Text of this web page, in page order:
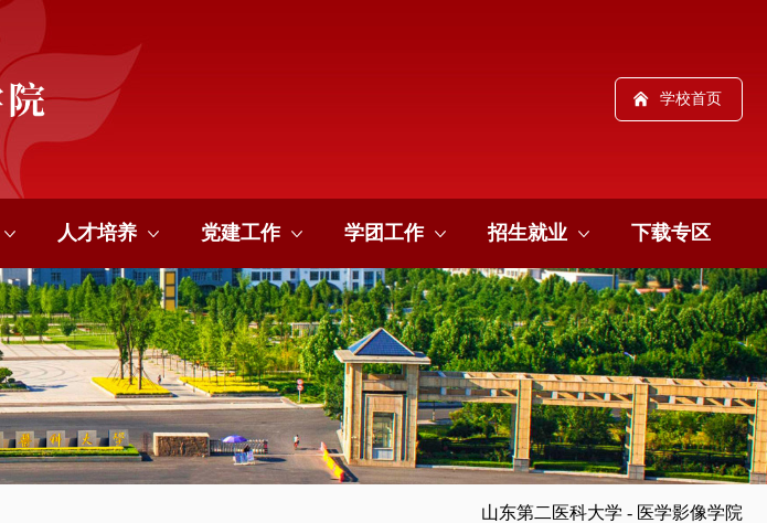
学校首页
人才培养 党建工作 学团工作 招生就业 下载专区
山东第二医科大学 - 医学影像学院